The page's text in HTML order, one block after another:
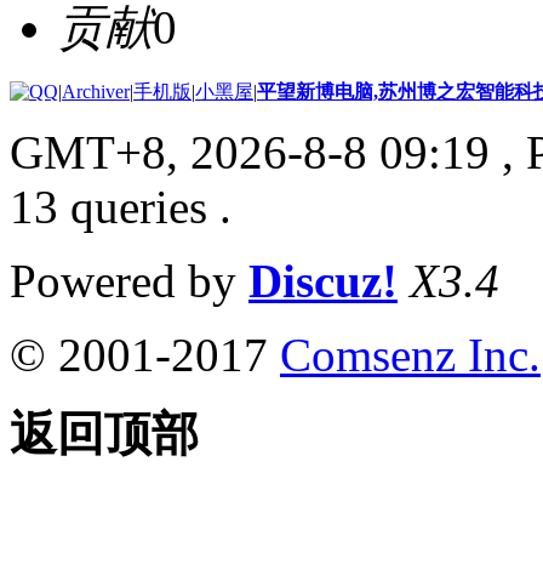
贡献0
|Archiver|手机版|小黑屋|平望新博电脑,苏州博之宏智能科
GMT+8, 2026-8-8 09:19 ,
13 queries .
Powered by Discuz! X3.4
© 2001-2017 Comsenz Inc.
返回顶部